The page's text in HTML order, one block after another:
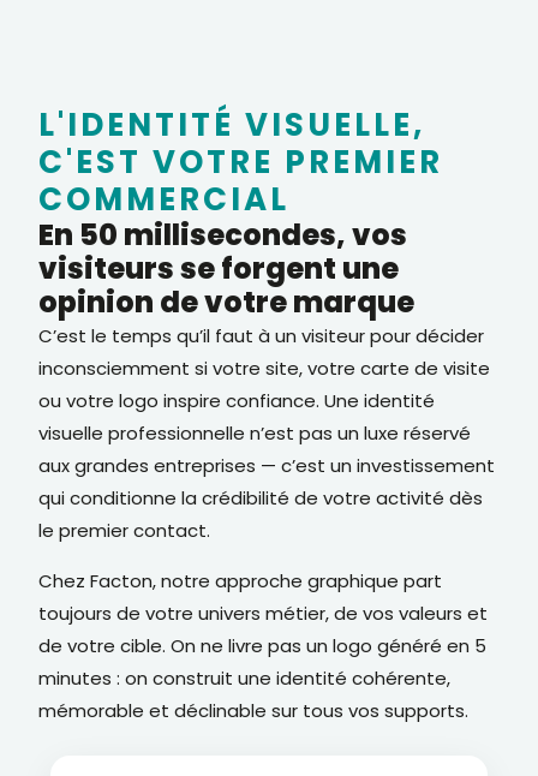
L'IDENTITÉ VISUELLE,
C'EST VOTRE PREMIER
COMMERCIAL
En 50 millisecondes, vos
visiteurs se forgent une
opinion de votre marque
C’est le temps qu’il faut à un visiteur pour décider
inconsciemment si votre site, votre carte de visite
ou votre logo inspire confiance. Une identité
visuelle professionnelle n’est pas un luxe réservé
aux grandes entreprises — c’est un investissement
qui conditionne la crédibilité de votre activité dès
le premier contact.
Chez Facton, notre approche graphique part
toujours de votre univers métier, de vos valeurs et
de votre cible. On ne livre pas un logo généré en 5
minutes : on construit une identité cohérente,
mémorable et déclinable sur tous vos supports.